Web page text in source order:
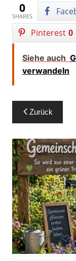
0
SHARES
Pinterest 0
Siehe auch
verwandeln
Zurück